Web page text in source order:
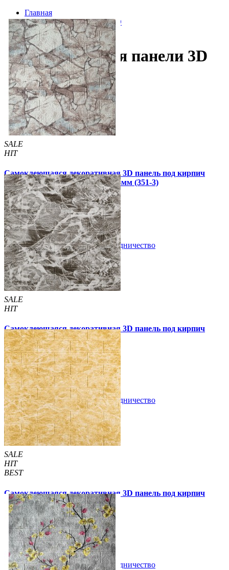
Главная
Самоклеющиеся панели 3D
Под мрамор
Самоклеющиеся панели 3D
под мрамор
SALE
HIT
Самоклеющаяся декоративная 3D панель под кирпич
королевский мрамор 700x770x3мм (351-3)
79 грн/шт 160 грн/шт
Купить В закладки Сотрудничество
SALE
HIT
Самоклеющаяся декоративная 3D панель под кирпич
черный мрамор 700x770x2мм
63 грн/шт 200 грн/шт
Купить В закладки Сотрудничество
SALE
HIT
BEST
Самоклеющаяся декоративная 3D панель под кирпич
бежевый мрамор 700x770x2мм
63 грн/шт 200 грн/шт
Купить В закладки Сотрудничество